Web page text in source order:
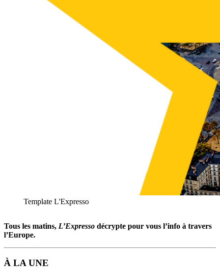
Template L'Expresso
Tous les matins, L’Expresso décrypte pour vous l’info à travers
l’Europe.
À LA UNE